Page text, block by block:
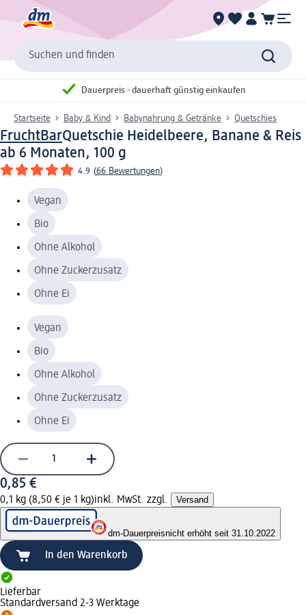
Suchen und finden
Dauerpreis - dauerhaft günstig einkaufen
Startseite Baby & Kind Babynahrung & Getränke Quetschies
FruchtBarQuetschie Heidelbeere, Banane & Reis
ab 6 Monaten, 100 g
4.9 (66 Bewertungen)
Vegan
Bio
Ohne Alkohol
Ohne Zuckerzusatz
Ohne Ei
Vegan
Bio
Ohne Alkohol
Ohne Zuckerzusatz
Ohne Ei
0,85 €
0,1 kg (8,50 € je 1 kg)inkl. MwSt. zzgl. Versand
dm-Dauerpreisnicht erhöht seit 31.10.2022
In den Warenkorb
Lieferbar
Standardversand 2-3 Werktage